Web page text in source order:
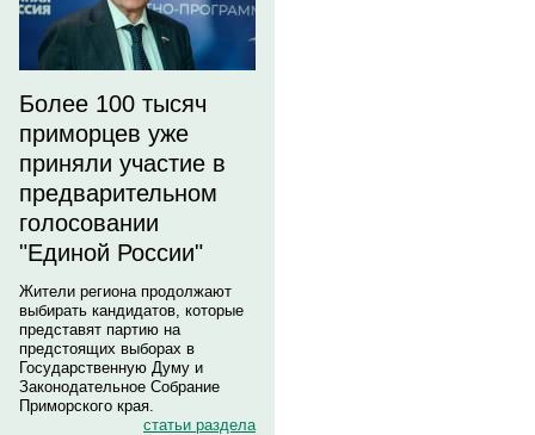
Более 100 тысяч
приморцев уже
приняли участие в
предварительном
голосовании
"Единой России"
Жители региона продолжают
выбирать кандидатов, которые
представят партию на
предстоящих выборах в
Государственную Думу и
Законодательное Собрание
Приморского края.
статьи раздела